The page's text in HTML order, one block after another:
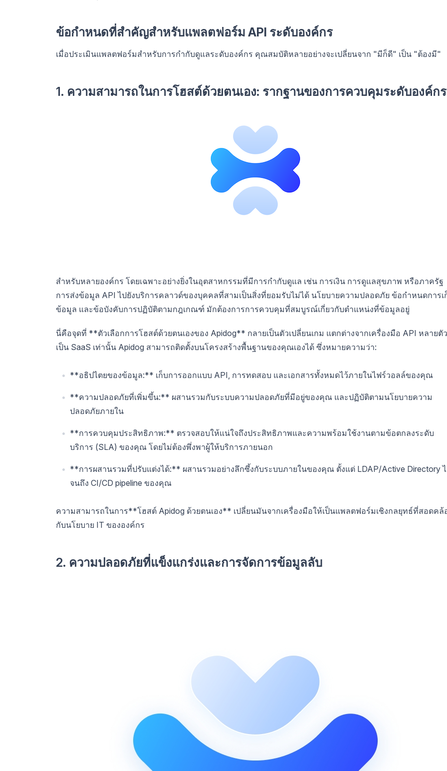
ข้อกำหนดที่สำคัญสำหรับแพลตฟอร์ม API ระดับองค์กร
เมื่อประเมินแพลตฟอร์มสำหรับการกำกับดูแลระดับองค์กร คุณสมบัติหลายอย่างจะเปลี่ยนจาก "มีก็ดี" เป็น "ต้องมี"
1. ความสามารถในการโฮสต์ด้วยตนเอง: รากฐานของการควบคุมระดับองค์กร
สำหรับหลายองค์กร โดยเฉพาะอย่างยิ่งในอุตสาหกรรมที่มีการกำกับดูแล เช่น การเงิน การดูแลสุขภาพ หรือภาครัฐ
การส่งข้อมูล API ไปยังบริการคลาวด์ของบุคคลที่สามเป็นสิ่งที่ยอมรับไม่ได้ นโยบายความปลอดภัย ข้อกำหนดการเ
ข้อมูล และข้อบังคับการปฏิบัติตามกฎเกณฑ์ มักต้องการการควบคุมที่สมบูรณ์เกี่ยวกับตำแหน่งที่ข้อมูลอยู่
นี่คือจุดที่ **ตัวเลือกการโฮสต์ด้วยตนเองของ Apidog** กลายเป็นตัวเปลี่ยนเกม แตกต่างจากเครื่องมือ API หลายตั
เป็น SaaS เท่านั้น Apidog สามารถติดตั้งบนโครงสร้างพื้นฐานของคุณเองได้ ซึ่งหมายความว่า:
**อธิปไตยของข้อมูล:** เก็บการออกแบบ API, การทดสอบ และเอกสารทั้งหมดไว้ภายในไฟร์วอลล์ของคุณ
**ความปลอดภัยที่เพิ่มขึ้น:** ผสานรวมกับระบบความปลอดภัยที่มีอยู่ของคุณ และปฏิบัติตามนโยบายความ
ปลอดภัยภายใน
**การควบคุมประสิทธิภาพ:** ตรวจสอบให้แน่ใจถึงประสิทธิภาพและความพร้อมใช้งานตามข้อตกลงระดับ
บริการ (SLA) ของคุณ โดยไม่ต้องพึ่งพาผู้ให้บริการภายนอก
**การผสานรวมที่ปรับแต่งได้:** ผสานรวมอย่างลึกซึ้งกับระบบภายในของคุณ ตั้งแต่ LDAP/Active Directory
จนถึง CI/CD pipeline ของคุณ
ความสามารถในการ**โฮสต์ Apidog ด้วยตนเอง** เปลี่ยนมันจากเครื่องมือให้เป็นแพลตฟอร์มเชิงกลยุทธ์ที่สอดคล้
กับนโยบาย IT ขององค์กร
2. ความปลอดภัยที่แข็งแกร่งและการจัดการข้อมูลลับ